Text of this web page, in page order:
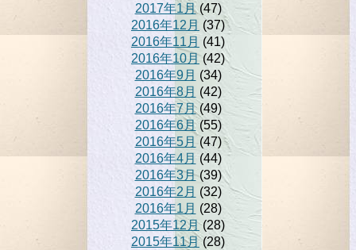
2017年1月(47)
2016年12月 (37)
2016年11月 (41)
2016年10月 (42)
2016年9月 (34)
2016年8月 (42)
2016年7月(49)
2016年6月(55)
2016年5月 (47)
2016年4月(44)
2016年3月(39)
2016年2月 (32)
2016年1月 (28)
2015年12月(28)
2015年11月(28)